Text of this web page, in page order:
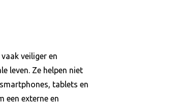
veiliger en
leven. Ze helpen niet
tablets en
een externe en